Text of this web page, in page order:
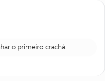
o primeiro crachá